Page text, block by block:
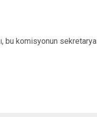
bu komisyonun sekretarya